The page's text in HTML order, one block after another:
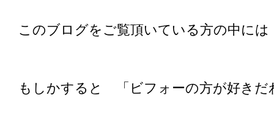
このブログをご覧頂いている方の中には
もしかすると 「ビフォーの方が好き